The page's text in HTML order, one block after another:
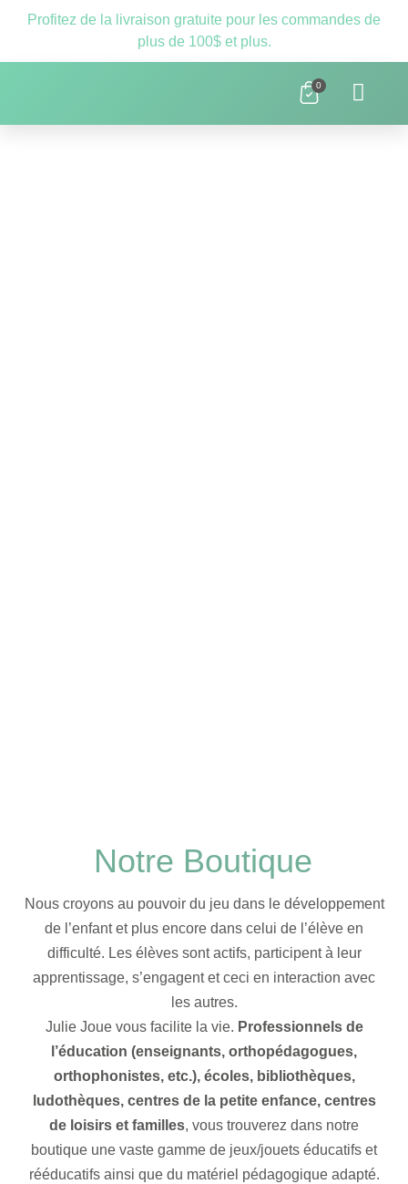
Profitez de la livraison gratuite pour les commandes de
plus de 100$ et plus.
0
Notre Boutique
Nous croyons au pouvoir du jeu dans le développement
de l’enfant et plus encore dans celui de l’élève en
difficulté. Les élèves sont actifs, participent à leur
apprentissage, s’engagent et ceci en interaction avec
les autres.
Julie Joue vous facilite la vie. Professionnels de
l’éducation (enseignants, orthopédagogues,
orthophonistes, etc.), écoles, bibliothèques,
ludothèques, centres de la petite enfance, centres
de loisirs et familles, vous trouverez dans notre
boutique une vaste gamme de jeux/jouets éducatifs et
rééducatifs ainsi que du matériel pédagogique adapté.